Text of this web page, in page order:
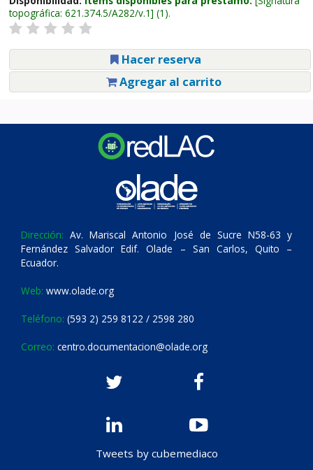
topográfica: 621.374.5/A282/v.1 (1).
Hacer reserva
Agregar al carrito
Dirección: Av. Mariscal Antonio José de Sucre N58-63 y
Fernández Salvador Edif. Olade – San Carlos, Quito –
Ecuador.
Web: www.olade.org
Teléfono: (593 2) 259 8122 / 2598 280
Correo: centro.documentacion@olade.org
Tweets by cubemediaco